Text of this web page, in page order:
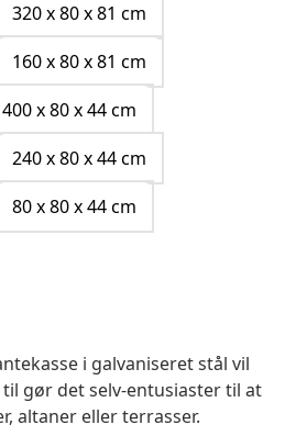
320 x 80 x 81 cm
160 x 80 x 81 cm
400 x 80 x 44 cm
240 x 80 x 44 cm
80 x 80 x 44 cm
i galvaniseret stål vil
gør det selv-entusiaster til at
altaner eller terrasser.